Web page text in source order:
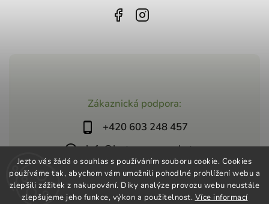
Jezto vás žádá o souhlas s používáním souboru cookie. Cookies
používáme tak, abychom vám umožnili pohodlné prohlížení webu a
zlepšili zážitek z nakupování. Díky analýze provozu webu neustále
zlepšujeme jeho funkce, výkon a použitelnost. Více informací
Zákaznická podpora:
+420 603 248 457
info@jeztosupermarket.cz